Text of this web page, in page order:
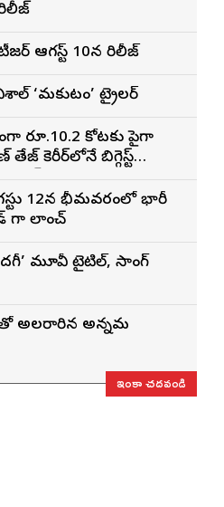
ఆగస్ట్ 10న రిలీజ్
‘మకుటం’ ట్రైలర్
రూ.10.2 కోట్లకు పైగా
తేజ్ కెరీర్‌లోనే బిగ్గెస్ట్
12న భీమవరంలో భారీ
గా లాంచ్
మూవీ టైటిల్, సాంగ్
అలరారిన అన్నమ
ఇంకా చదవండి